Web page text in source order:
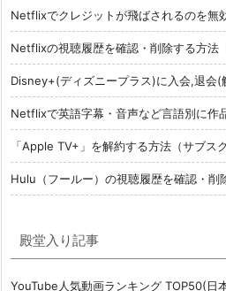
Netflixでクレジットが飛ばされるのを無
Netflixの視聴履歴を確認・削除する方法
Disney+(ディズニープラス)に入会,退会(
Netflixで英語字幕・音声など言語別に作
「Apple TV+」を解約する方法（サブス
Hulu（フールー）の視聴履歴を確認・削
殿堂入り記事
YouTube人気動画ランキング TOP50(日